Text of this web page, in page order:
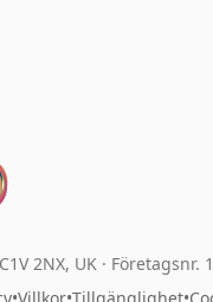
2NX, UK · Företagsnr.